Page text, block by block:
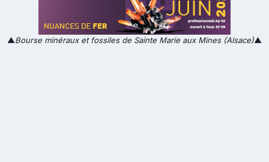
▲Bourse minéraux et fossiles de Sainte Marie aux Mines (Alsace)▲